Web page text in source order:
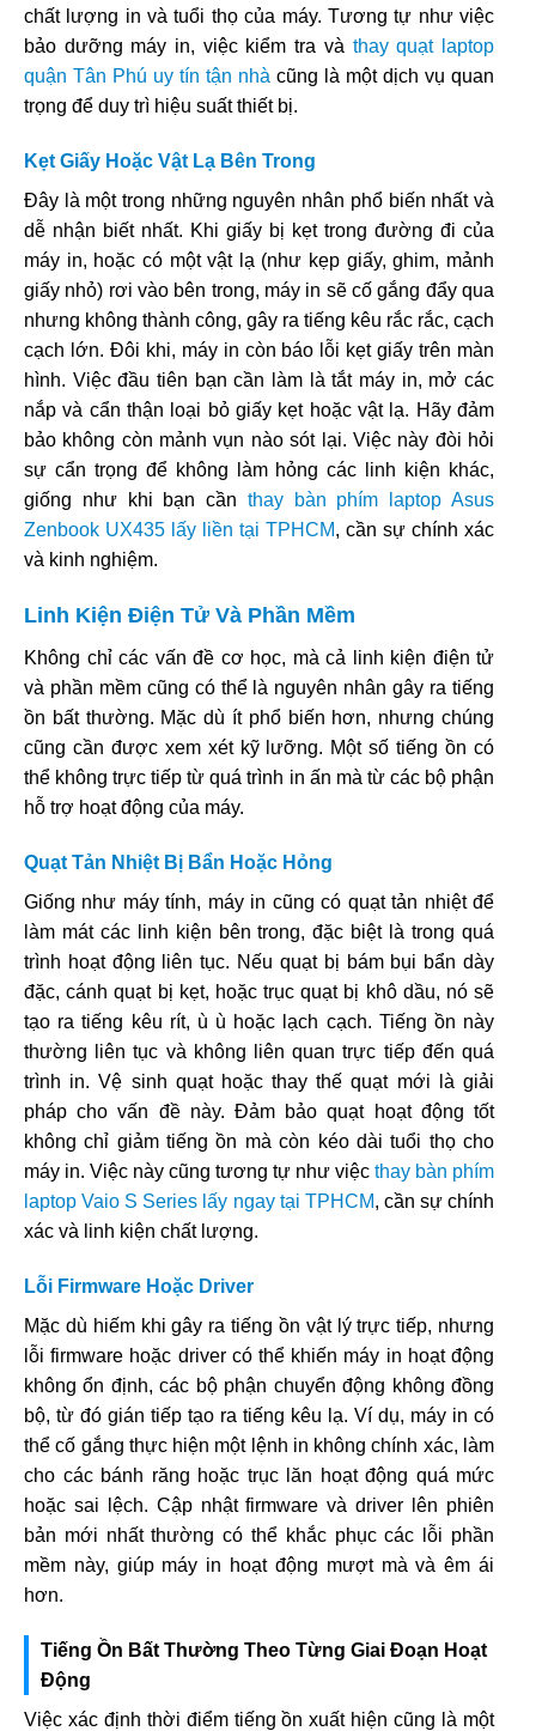
chất lượng in và tuổi thọ của máy. Tương tự như việc
bảo dưỡng máy in, việc kiểm tra và thay quạt laptop
quận Tân Phú uy tín tận nhà cũng là một dịch vụ quan
trọng để duy trì hiệu suất thiết bị.
Kẹt Giấy Hoặc Vật Lạ Bên Trong
Đây là một trong những nguyên nhân phổ biến nhất và
dễ nhận biết nhất. Khi giấy bị kẹt trong đường đi của
máy in, hoặc có một vật lạ (như kẹp giấy, ghim, mảnh
giấy nhỏ) rơi vào bên trong, máy in sẽ cố gắng đẩy qua
nhưng không thành công, gây ra tiếng kêu rắc rắc, cạch
cạch lớn. Đôi khi, máy in còn báo lỗi kẹt giấy trên màn
hình. Việc đầu tiên bạn cần làm là tắt máy in, mở các
nắp và cẩn thận loại bỏ giấy kẹt hoặc vật lạ. Hãy đảm
bảo không còn mảnh vụn nào sót lại. Việc này đòi hỏi
sự cẩn trọng để không làm hỏng các linh kiện khác,
giống như khi bạn cần thay bàn phím laptop Asus
Zenbook UX435 lấy liền tại TPHCM, cần sự chính xác
và kinh nghiệm.
Linh Kiện Điện Tử Và Phần Mềm
Không chỉ các vấn đề cơ học, mà cả linh kiện điện tử
và phần mềm cũng có thể là nguyên nhân gây ra tiếng
ồn bất thường. Mặc dù ít phổ biến hơn, nhưng chúng
cũng cần được xem xét kỹ lưỡng. Một số tiếng ồn có
thể không trực tiếp từ quá trình in ấn mà từ các bộ phận
hỗ trợ hoạt động của máy.
Quạt Tản Nhiệt Bị Bẩn Hoặc Hỏng
Giống như máy tính, máy in cũng có quạt tản nhiệt để
làm mát các linh kiện bên trong, đặc biệt là trong quá
trình hoạt động liên tục. Nếu quạt bị bám bụi bẩn dày
đặc, cánh quạt bị kẹt, hoặc trục quạt bị khô dầu, nó sẽ
tạo ra tiếng kêu rít, ù ù hoặc lạch cạch. Tiếng ồn này
thường liên tục và không liên quan trực tiếp đến quá
trình in. Vệ sinh quạt hoặc thay thế quạt mới là giải
pháp cho vấn đề này. Đảm bảo quạt hoạt động tốt
không chỉ giảm tiếng ồn mà còn kéo dài tuổi thọ cho
máy in. Việc này cũng tương tự như việc thay bàn phím
laptop Vaio S Series lấy ngay tại TPHCM, cần sự chính
xác và linh kiện chất lượng.
Lỗi Firmware Hoặc Driver
Mặc dù hiếm khi gây ra tiếng ồn vật lý trực tiếp, nhưng
lỗi firmware hoặc driver có thể khiến máy in hoạt động
không ổn định, các bộ phận chuyển động không đồng
bộ, từ đó gián tiếp tạo ra tiếng kêu lạ. Ví dụ, máy in có
thể cố gắng thực hiện một lệnh in không chính xác, làm
cho các bánh răng hoặc trục lăn hoạt động quá mức
hoặc sai lệch. Cập nhật firmware và driver lên phiên
bản mới nhất thường có thể khắc phục các lỗi phần
mềm này, giúp máy in hoạt động mượt mà và êm ái
hơn.
Tiếng Ồn Bất Thường Theo Từng Giai Đoạn Hoạt
Động
Việc xác định thời điểm tiếng ồn xuất hiện cũng là một